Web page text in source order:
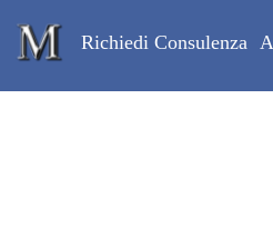
Studio Legale
Richiedi Consulenza